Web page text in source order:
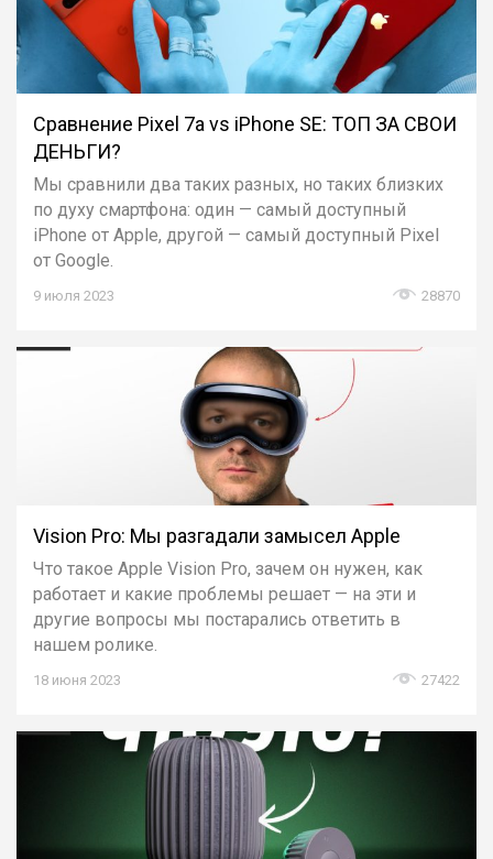
Сравнение Pixel 7a vs iPhone SE: ТОП ЗА СВОИ
ДЕНЬГИ?
Мы сравнили два таких разных, но таких близких
по духу смартфона: один — самый доступный
iPhone от Apple, другой — самый доступный Pixel
от Google.
9 июля 2023 28870
Vision Pro: Мы разгадали замысел Apple
Что такое Apple Vision Pro, зачем он нужен, как
работает и какие проблемы решает — на эти и
другие вопросы мы постарались ответить в
нашем ролике.
18 июня 2023 27422